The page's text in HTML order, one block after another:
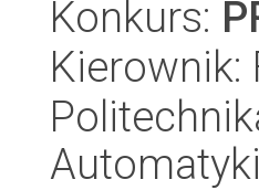
Konkurs:
Kierownik:
Automatyki